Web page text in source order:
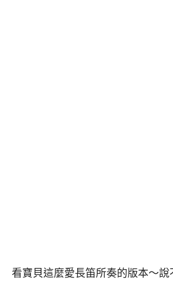
看寶貝這麼愛長笛所奏的版本～說